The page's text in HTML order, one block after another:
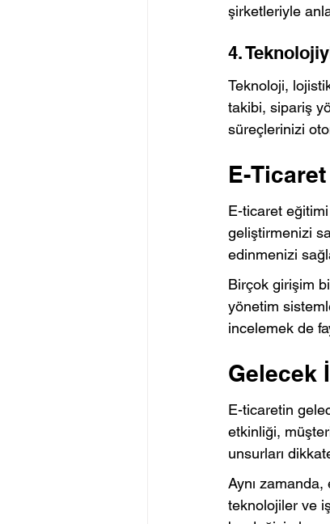
şirketleriyle
4.
Teknoloji,
takibi, sipariş
süreçlerinizi
E-
E-ticaret
geliştirmenizi
edinmenizi
Birçok girişim
yönetim
incelemek de
Gelecek
E-ticaretin
etkinliği,
unsurları
Aynı
teknolojiler ve